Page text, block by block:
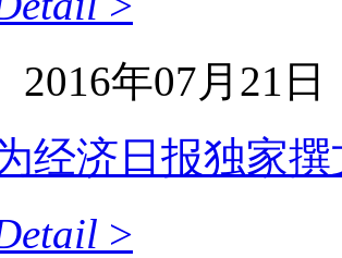
2016年07月21日
经济日报独家撰
>